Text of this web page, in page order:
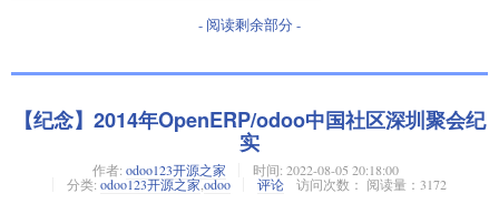
- 阅读剩余部分 -
【纪念】2014年OpenERP/odoo中国社区深圳聚会纪
实
作者: odoo123开源之家 时间: 2022-08-05 20:18:00
分类: odoo123开源之家 odoo 评论 访问次数： 阅读量：3172